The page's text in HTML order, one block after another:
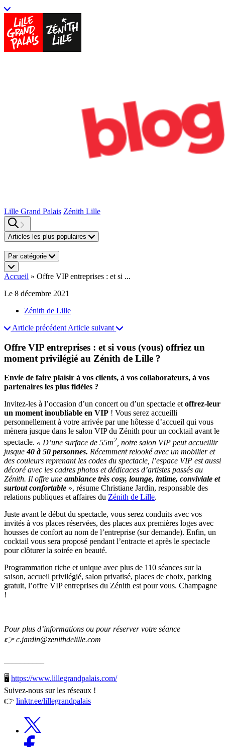
Lille Grand Palais Zénith Lille
Articles les plus populaires
Par catégorie
Accueil » Offre VIP entreprises : et si ...
Le 8 décembre 2021
Zénith de Lille
Article précédent Article suivant
Offre VIP entreprises : et si vous (vous) offriez un
moment privilégié au Zénith de Lille ?
Envie de faire plaisir à vos clients, à vos collaborateurs, à vos
partenaires les plus fidèles ?
Invitez-les à l’occasion d’un concert ou d’un spectacle et offrez-leur
un moment inoubliable en VIP ! Vous serez accueilli
personnellement à votre arrivée par une hôtesse d’accueil qui vous
mènera jusque dans le salon VIP du Zénith pour un cocktail avant le
spectacle. « D’une surface de 55m2 , notre salon VIP peut accueillir
jusque40 à 50 personnes. Récemment relooké avec un mobilier et
des couleurs reprenant les codes du spectacle, l’espace VIP est aussi
décoré avec les cadres photos et dédicaces d’artistes passés au
Zénith. Il offre une ambiance très cosy, lounge, intime, conviviale et
surtout confortable », résume Christiane Jardin, responsable des
relations publiques et affaires du Zénith de Lille.
Juste avant le début du spectacle, vous serez conduits avec vos
invités à vos places réservées, des places aux premières loges avec
housses de confort au nom de l’entreprise (sur demande). Enfin, un
cocktail vous sera proposé pendant l’entracte et après le spectacle
pour clôturer la soirée en beauté.
Programmation riche et unique avec plus de 110 séances sur la
saison, accueil privilégié, salon privatisé, places de choix, parking
gratuit, l’offre VIP entreprises du Zénith est pour vous. Champagne
!
Pour plus d’informations ou pour réserver votre séance
👉 c.jardin@zenithdelille.com
🖥 https://www.lillegrandpalais.com/
Suivez-nous sur les réseaux !
👉 linktr.ee/lillegrandpalais